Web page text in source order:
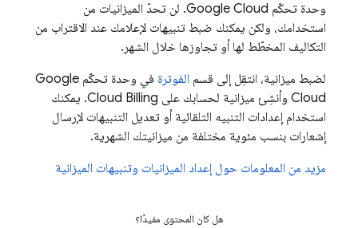
وحدة تحكّم Google Cloud. لن تحدّ الميزانيات من
استخدامك، ولكن يمكنك ضبط تنبيهات لإعلامك عند الاقتراب من
التكاليف المخطّط لها أو تجاوزها خلال الشهر.
لضبط ميزانية، انتقِل إلى قسم الفوترة في وحدة تحكّم Google
Cloud وأنشِئ ميزانية لحسابك على Cloud Billing. يمكنك
استخدام إعدادات التنبيه التلقائية أو تعديل التنبيهات لإرسال
إشعارات بنسب مئوية مختلفة من ميزانيتك الشهرية.
مزيد من المعلومات حول إعداد الميزانيات وتنبيهات الميزانية
هل كان المحتوى مفيدًا؟